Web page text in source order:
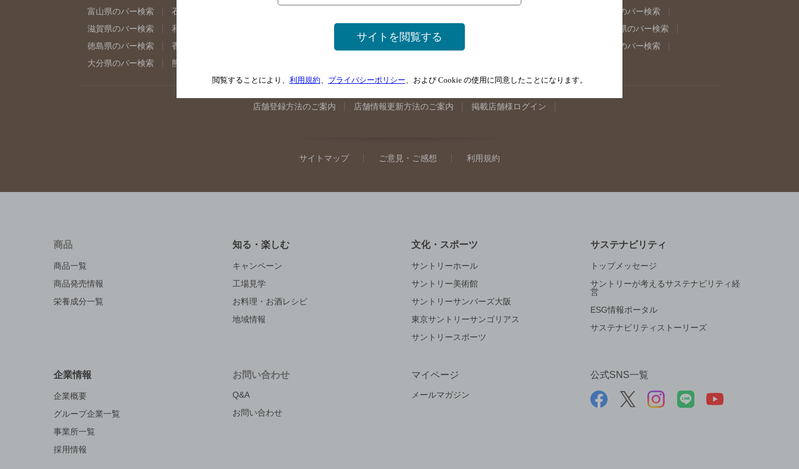
富山県のバー検索
石川県のバー検索
奈良県のバー検索
滋賀県のバー検索
和歌山県のバー検索 山口県のバー検索
島根県のバー検索
徳島県のバー検索
香川県のバー検索
佐賀県のバー検索
大分県のバー検索
熊本県のバー検索
店舗登録方法のご案内 店舗情報更新方法のご案内 掲載店舗様ログイン
サイトマップ ご意見・ご感想 利用規約
商品
商品一覧
商品発売情報
栄養成分一覧
知る・楽しむ
キャンペーン
工場見学
お料理・お酒レシピ
地域情報
文化・スポーツ
サントリーホール
サントリー美術館
サントリーサンバーズ大阪
東京サントリーサンゴリアス
サントリースポーツ
サステナビリティ
トップメッセージ
サントリーが考えるサステナビリティ経
営
ESG情報ポータル
サステナビリティストーリーズ
企業情報
企業概要
グループ企業一覧
事業所一覧
採用情報
お問い合わせ
Q&A
お問い合わせ
マイページ
メールマガジン
公式SNS一覧
サイトを閲覧する
閲覧することにより、 利用規約、 プライバシーポリシー、および Cookie の使用に同意したことになります。